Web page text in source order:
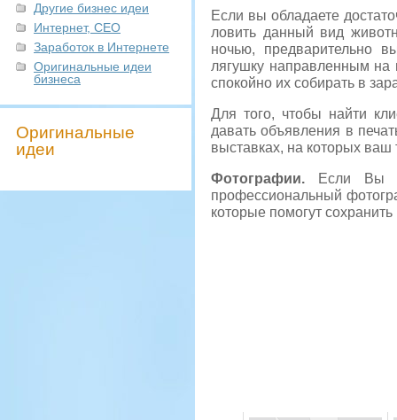
Другие бизнес идеи
Интернет, СЕО
Заработок в Интернете
Оригинальные идеи
бизнеса
Оригинальные
идеи
Если вы обладаете
ловить данный вид
ночью, предварительно
лягушку направленным
спокойно их собирать в
Для того, чтобы найти
давать объявления в
выставках, на которых
Фотографии. Если Вы
профессиональный
которые помогут